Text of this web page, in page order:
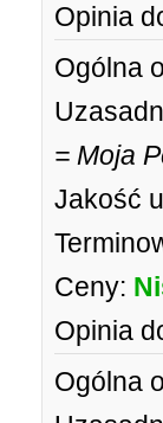
Opinia
Ogólna
= Moja
Jakość
Ceny:
Opinia
Ogólna